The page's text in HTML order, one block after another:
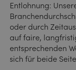
Entlohnung:
oder durch
auf faire,
entsprechenden
sich für beide